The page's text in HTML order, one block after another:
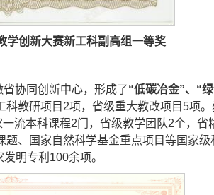
学创新大赛新工科副高组一等奖
协同创新中心，形成了“低碳冶金”、“
教研项目2项，省级重大教改项目5项
流本科课程2门，省级教学团队2个，省
、国家自然科学基金重点项目等国家
明专利100余项。